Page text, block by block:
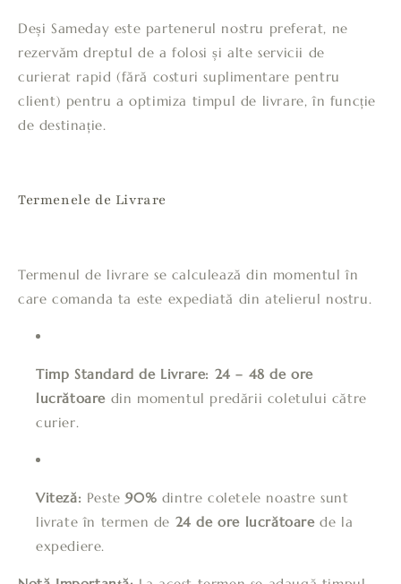
Deși Sameday este partenerul nostru preferat, ne
rezervăm dreptul de a folosi și alte servicii de
curierat rapid (fără costuri suplimentare pentru
client) pentru a optimiza timpul de livrare, în funcție
de destinație.
Termenele de Livrare
Termenul de livrare se calculează din momentul în
care comanda ta este expediată din atelierul nostru.
Timp Standard de Livrare: 24 – 48 de ore
lucrătoare din momentul predării coletului către
curier.
Viteză: Peste 90% dintre coletele noastre sunt
livrate în termen de 24 de ore lucrătoare de la
expediere.